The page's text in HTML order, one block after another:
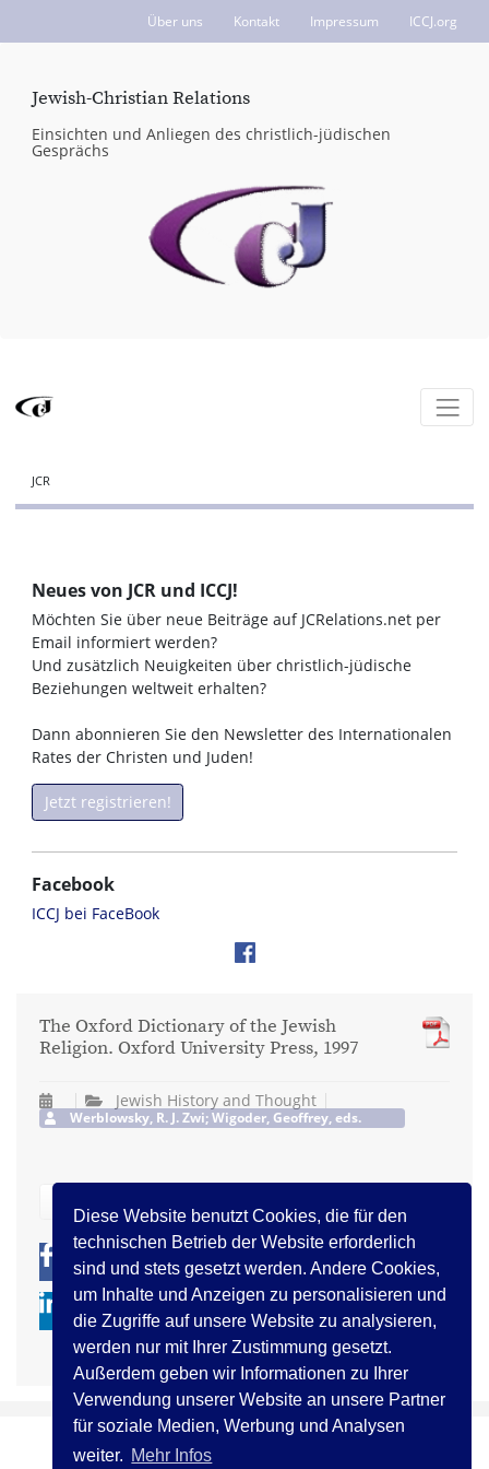
Diese Website benutzt Cookies, die für den
technischen Betrieb der Website erforderlich
sind und stets gesetzt werden. Andere Cookies,
um Inhalte und Anzeigen zu personalisieren und
die Zugriffe auf unsere Website zu analysieren,
werden nur mit Ihrer Zustimmung gesetzt.
Außerdem geben wir Informationen zu Ihrer
Verwendung unserer Website an unsere Partner
für soziale Medien, Werbung und Analysen
weiter. Mehr Infos
Über uns Kontakt Impressum ICCJ.org
Jewish-Christian Relations
Einsichten und Anliegen des christlich-jüdischen
Gesprächs
JCR
Neues von JCR und ICCJ!
Möchten Sie über neue Beiträge auf JCRelations.net per
Email informiert werden?
Und zusätzlich Neuigkeiten über christlich-jüdische
Beziehungen weltweit erhalten?
Dann abonnieren Sie den Newsletter des Internationalen
Rates der Christen und Juden!
Jetzt registrieren!
Facebook
ICCJ bei FaceBook
The Oxford Dictionary of the Jewish
Religion. Oxford University Press, 1997
Jewish History and Thought
Werblowsky, R. J. Zwi; Wigoder, Geoffrey, eds.
0 0